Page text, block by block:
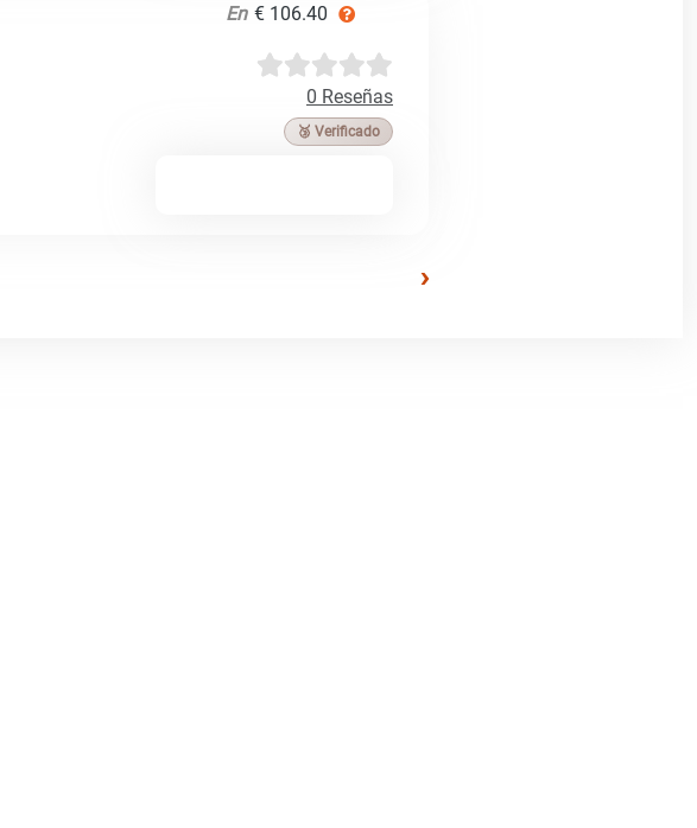
En € 106.40
0 Reseñas
🥉 Verificado
›